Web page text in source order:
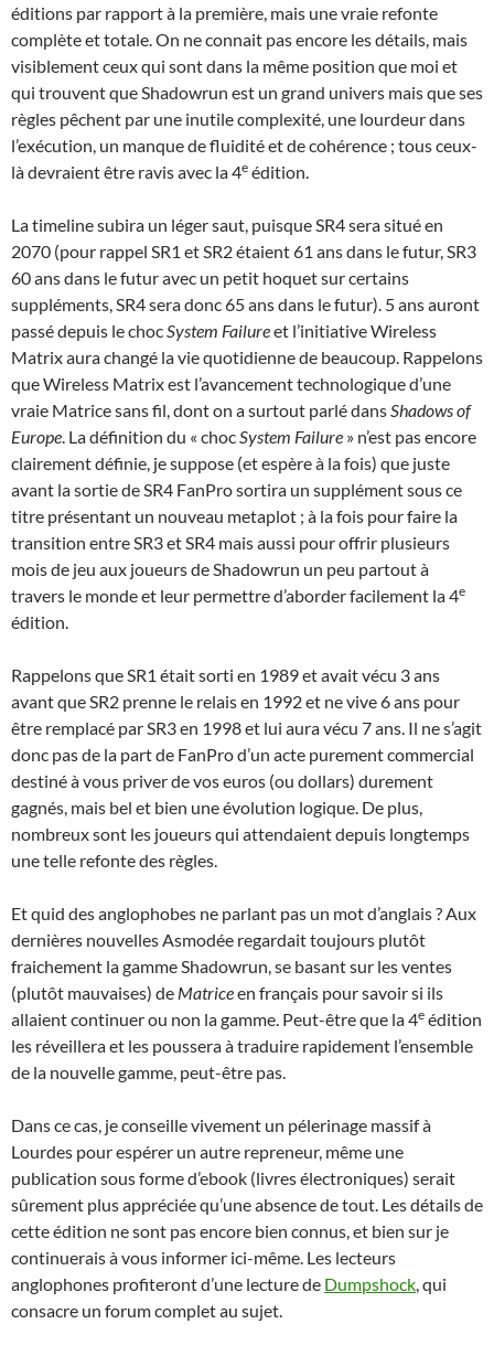
éditions par rapport à la première, mais une vraie refonte
complète et totale. On ne connait pas encore les détails, mais
visiblement ceux qui sont dans la même position que moi et
qui trouvent que Shadowrun est un grand univers mais que ses
règles pêchent par une inutile complexité, une lourdeur dans
l’exécution, un manque de fluidité et de cohérence ; tous ceux-
là devraient être ravis avec la 4e édition.
La timeline subira un léger saut, puisque SR4 sera situé en
2070 (pour rappel SR1 et SR2 étaient 61 ans dans le futur, SR3
60 ans dans le futur avec un petit hoquet sur certains
suppléments, SR4 sera donc 65 ans dans le futur). 5 ans auront
passé depuis le chocSystem Failureet l’initiativeWireless
Matrixaura changé la vie quotidienne de beaucoup. Rappelons
queWireless Matrixest l’avancement technologique d’une
vraie Matrice sans fil, dont on a surtout parlé dansShadows of
Europe. La définition du « chocSystem Failure » n’est pas encore
clairement définie, je suppose (et espère à la fois) que juste
avant la sortie de SR4 FanPro sortira un supplément sous ce
titre présentant un nouveau metaplot ; à la fois pour faire la
transition entre SR3 et SR4 mais aussi pour offrir plusieurs
mois de jeu aux joueurs de Shadowrun un peu partout à
travers le monde et leur permettre d’aborder facilement la 4e
édition.
Rappelons que SR1 était sorti en 1989 et avait vécu 3 ans
avant que SR2 prenne le relais en 1992 et ne vive 6 ans pour
être remplacé par SR3 en 1998 et lui aura vécu 7 ans. Il ne s’agit
donc pas de la part de FanPro d’un acte purement commercial
destiné à vous priver de vos euros (ou dollars) durement
gagnés, mais bel et bien une évolution logique. De plus,
nombreux sont les joueurs qui attendaient depuis longtemps
une telle refonte des règles.
Et quid des anglophobes ne parlant pas un mot d’anglais ? Aux
dernières nouvelles Asmodée regardait toujours plutôt
fraichement la gamme Shadowrun, se basant sur les ventes
(plutôt mauvaises) de Matriceen français pour savoir si ils
allaient continuer ou non la gamme. Peut-être que la 4e édition
les réveillera et les poussera à traduire rapidement l’ensemble
de la nouvelle gamme, peut-être pas.
Dans ce cas, je conseille vivement un pélerinage massif à
Lourdes pour espérer un autre repreneur, même une
publication sous forme d’ebook (livres électroniques) serait
sûrement plus appréciée qu’une absence de tout. Les détails de
cette édition ne sont pas encore bien connus, et bien sur je
continuerais à vous informer ici-même. Les lecteurs
anglophones profiteront d’une lecture de Dumpshock, qui
consacre un forum complet au sujet.